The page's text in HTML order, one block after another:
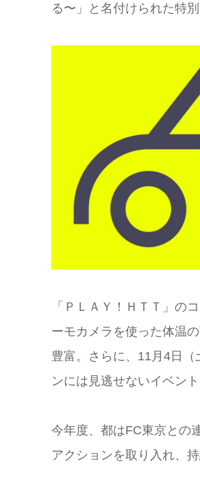
る〜」と名付けられた特
「ＰＬＡＹ！ＨＴＴ」の
ーモカメラを使った体温
豊富。さらに、11月4日
ンには見逃せないイベント
今年度、都はFC東京との
アクションを取り入れ、